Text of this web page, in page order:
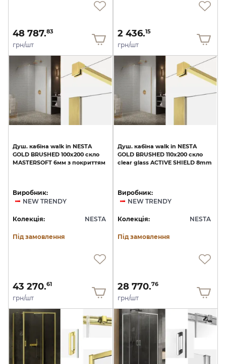
48 787.83
грн/шт
2 436.15
грн/шт
Душ. кабіна walk in NESTA
GOLD BRUSHED 100x200 скло
MASTERSOFT 6мм з покриттям
Виробник:
NEW TRENDY
Колекція: NESTA
Під замовлення
43 270.61
грн/шт
Душ. кабіна walk in NESTA
GOLD BRUSHED 110x200 скло
clear glass ACTIVE SHIELD 8mm
Виробник:
NEW TRENDY
Колекція: NESTA
Під замовлення
28 770.76
грн/шт